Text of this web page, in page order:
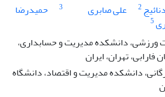
2 علی صابری 3
حمیدرضا
5
دانشکده مدیریت و حسابداری،
تهران، ایران
دانشکده مدیریت و اقتصاد، دانشگاه